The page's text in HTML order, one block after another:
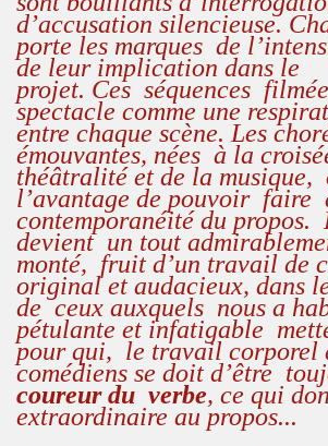
d’accusation silencieuse.
porte les marques de
de leur implication dans le
projet. Ces séquences
spectacle comme une
entre chaque scène. Les
émouvantes, nées à la
théâtralité et de la musique,
l’avantage de pouvoir faire
contemporanéité du propos.
devient un tout
monté, fruit d’un travail de
original et audacieux, dans
de ceux auxquels nous a
pétulante et infatigable
pour qui, le travail corporel
comédiens se doit d’être
coureur du verbe, ce qui
extraordinaire au propos...